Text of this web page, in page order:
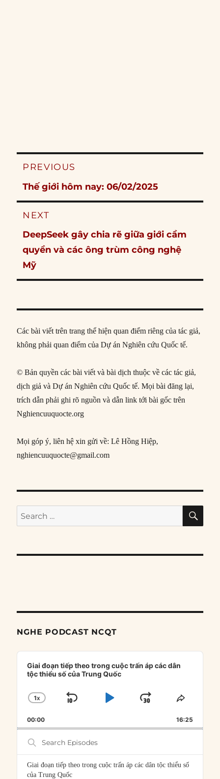
Post
PREVIOUS
Previous
post:
Thế giới hôm nay: 06/02/2025
NEXT
Next
post:
DeepSeek gây chia rẽ giữa giới cầm
quyền và các ông trùm công nghệ
Mỹ
Các bài viết trên trang thể hiện quan điểm riêng của tác giả,
không phải quan điểm của Dự án Nghiên cứu Quốc tế.
© Bản quyền các bài viết và bài dịch thuộc về các tác giả,
dịch giả và Dự án Nghiên cứu Quốc tế. Mọi bài đăng lại,
trích dẫn phải ghi rõ nguồn và dẫn link tới bài gốc trên
Nghiencuuquocte.org
Mọi góp ý, liên hệ xin gửi về: Lê Hồng Hiệp,
nghiencuuquocte@gmail.com
Search
for:
NGHE PODCAST NCQT
Audio
Player
Giai đoạn tiếp theo trong cuộc trấn áp các dân
tộc thiểu số của Trung Quốc
CHANGE
RATE
1X
SKIP
PLAYJUMP
FORWARD
SHARE
00:00 16:25
Search
Episodes
Giai đoạn tiếp theo trong cuộc trấn áp các dân tộc thiểu số
của Trung Quốc